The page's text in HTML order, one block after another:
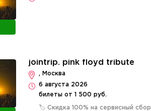
jointrip. pink floyd tribute
, Москва
6 августа 2026
билеты от 1 500 руб.
🏷️ Скидка 100% на сервисный сбор